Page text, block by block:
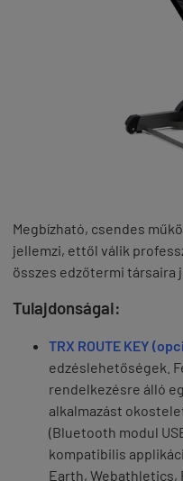
Megbízható, csendes
jellemzi, ettől válik
összes edzőtermi társaira
Tulajdonságai:
TRX ROUTE KEY
edzéslehetőségek.
rendelkezésre álló
alkalmazást
(Bluetooth modul
kompatibilis
Earth, Webathletics,